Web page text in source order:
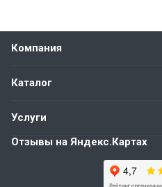
Компания
Каталог
Услуги
Отзывы на Яндекс.Картах